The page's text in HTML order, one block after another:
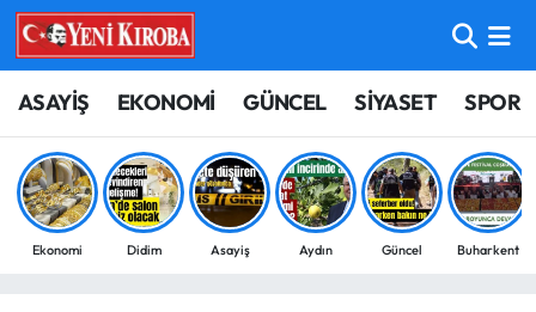
ASAYİŞ EKONOMİ GÜNCEL SİYASET SPOR
Ekonomi Didim Asayiş Aydın Güncel Buharkent
ASAYİŞ
BİLİM-TEKNOLOJİ
ÇEVRE
Aydın Nöbetçi Eczaneler
Aydın Hava Durumu
Aydin Namaz Vakitleri